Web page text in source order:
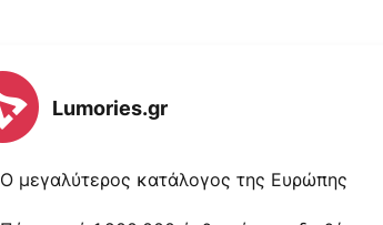
Lumories.gr
Ο μεγαλύτερος κατάλογος της Ευρώπης